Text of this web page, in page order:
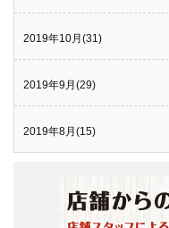
2019年10月(31)
2019年9月(29)
2019年8月(15)